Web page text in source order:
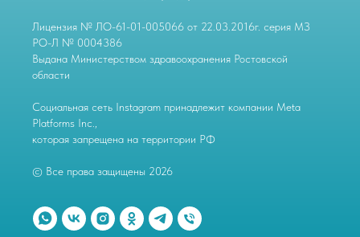
Лицензия № ЛО-61-01-005066 от 22.03.2016г. серия МЗ
РО-Л № 0004386
Выдана Министерством здравоохранения Ростовской
области
Социальная сеть Instagram принадлежит компании Meta
Platforms Inc.,
которая запрещена на территории РФ
© Все права защищены 2026